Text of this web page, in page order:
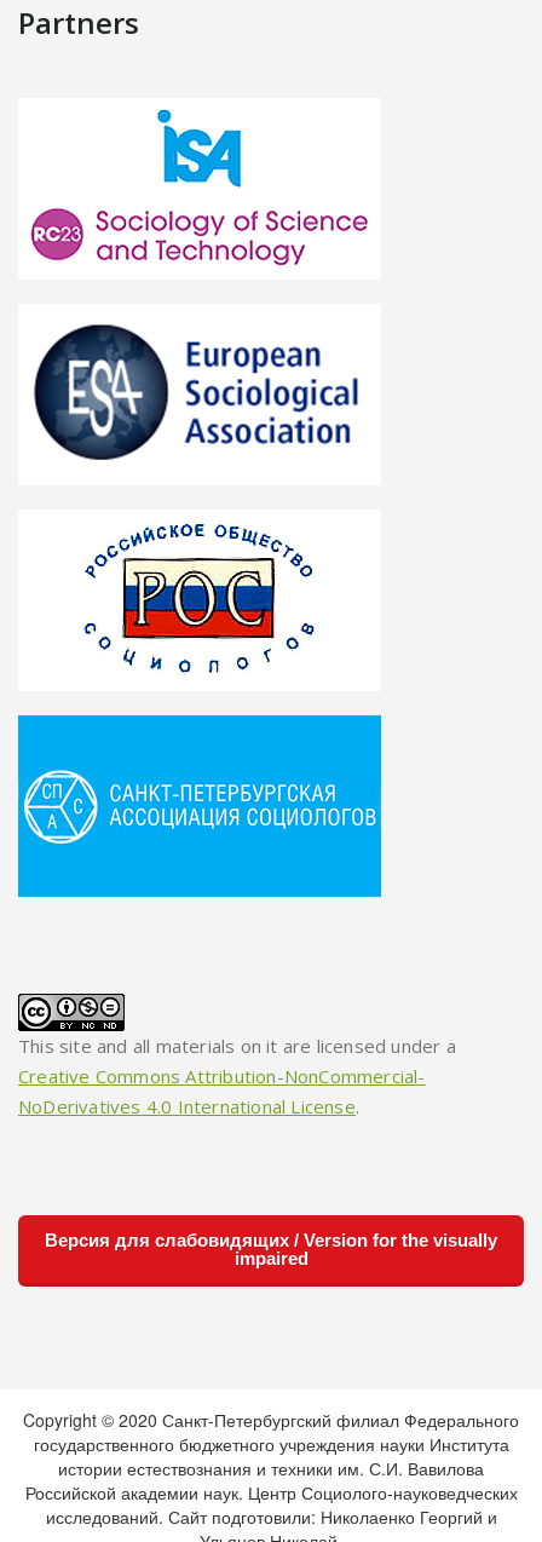
Partners
This site and all materials on it are licensed under a
Creative Commons Attribution-NonCommercial-
NoDerivatives 4.0 International License.
Версия для слабовидящих / Version for the visually
impaired
Copyright © 2020 Санкт-Петербургский филиал Федерального
государственного бюджетного учреждения науки Института
истории естествознания и техники им. С.И. Вавилова
Российской академии наук. Центр Социолого-науковедческих
исследований. Сайт подготовили: Николаенко Георгий и